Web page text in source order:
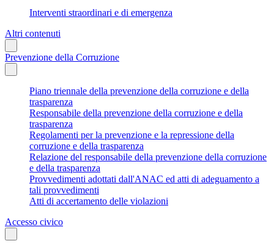
Interventi straordinari e di emergenza
Altri contenuti
Prevenzione della Corruzione
Piano triennale della prevenzione della corruzione e della
trasparenza
Responsabile della prevenzione della corruzione e della
trasparenza
Regolamenti per la prevenzione e la repressione della
corruzione e della trasparenza
Relazione del responsabile della prevenzione della corruzione
e della trasparenza
Provvedimenti adottati dall'ANAC ed atti di adeguamento a
tali provvedimenti
Atti di accertamento delle violazioni
Accesso civico